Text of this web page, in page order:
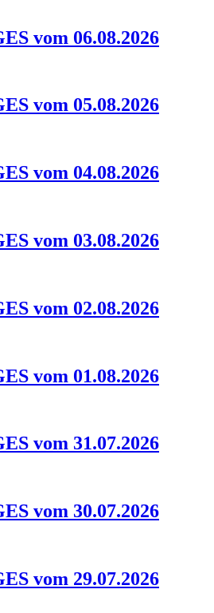
vom 06.08.2026
vom 05.08.2026
vom 04.08.2026
vom 03.08.2026
vom 02.08.2026
vom 01.08.2026
vom 31.07.2026
vom 30.07.2026
vom 29.07.2026